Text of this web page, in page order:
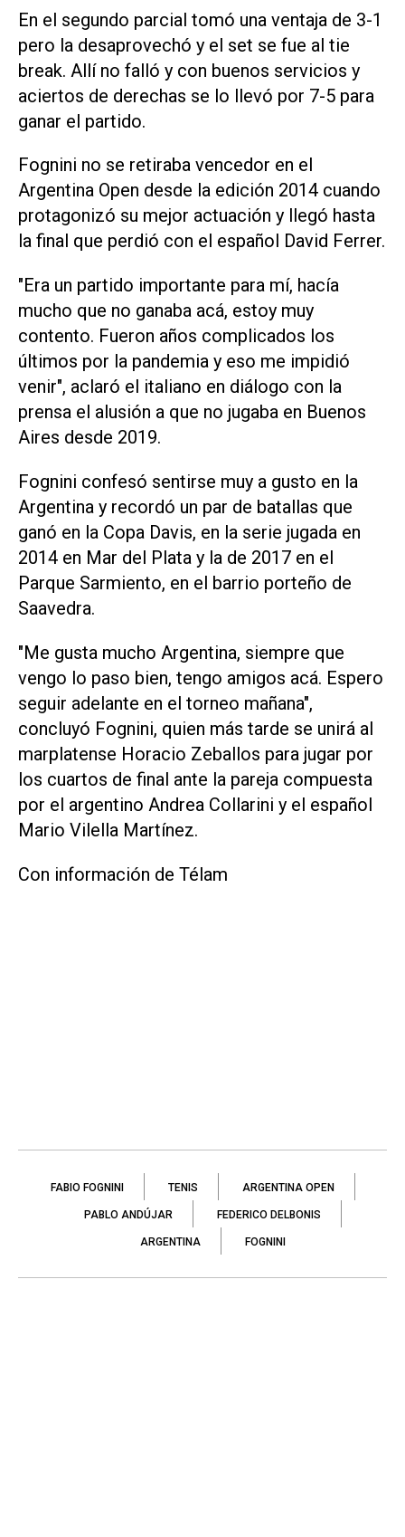
En el segundo parcial tomó una ventaja de 3-1
pero la desaprovechó y el set se fue al tie
break. Allí no falló y con buenos servicios y
aciertos de derechas se lo llevó por 7-5 para
ganar el partido.
Fognini no se retiraba vencedor en el
Argentina Open desde la edición 2014 cuando
protagonizó su mejor actuación y llegó hasta
la final que perdió con el español David Ferrer.
"Era un partido importante para mí, hacía
mucho que no ganaba acá, estoy muy
contento. Fueron años complicados los
últimos por la pandemia y eso me impidió
venir", aclaró el italiano en diálogo con la
prensa el alusión a que no jugaba en Buenos
Aires desde 2019.
Fognini confesó sentirse muy a gusto en la
Argentina y recordó un par de batallas que
ganó en la Copa Davis, en la serie jugada en
2014 en Mar del Plata y la de 2017 en el
Parque Sarmiento, en el barrio porteño de
Saavedra.
"Me gusta mucho Argentina, siempre que
vengo lo paso bien, tengo amigos acá. Espero
seguir adelante en el torneo mañana",
concluyó Fognini, quien más tarde se unirá al
marplatense Horacio Zeballos para jugar por
los cuartos de final ante la pareja compuesta
por el argentino Andrea Collarini y el español
Mario Vilella Martínez.
Con información de Télam
FABIO FOGNINI TENIS ARGENTINA OPEN
PABLO ANDÚJAR FEDERICO DELBONIS
ARGENTINA FOGNINI